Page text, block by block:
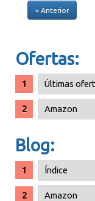
« Anterior
Ofertas:
Últimas
Amazon
Blog:
Índice
Amazon